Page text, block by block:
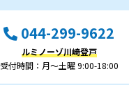
044-299-9622
ルミノーゾ川崎登戸
受付時間：月～土曜 9:00-18:00